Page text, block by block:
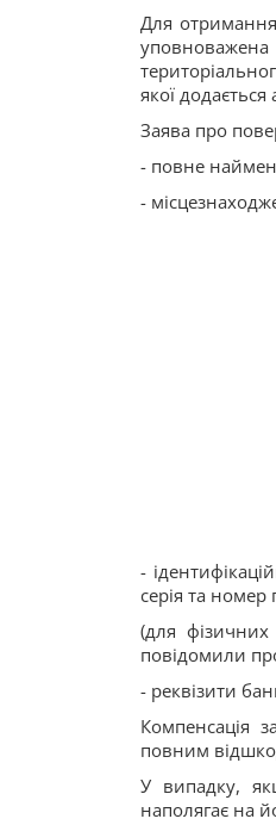
Для
якої
Заява про
- повне
-
-
серія та номер
(для фізичних
повідомили
- реквізити
Компенсація
повним
У випадку,
наполягає на